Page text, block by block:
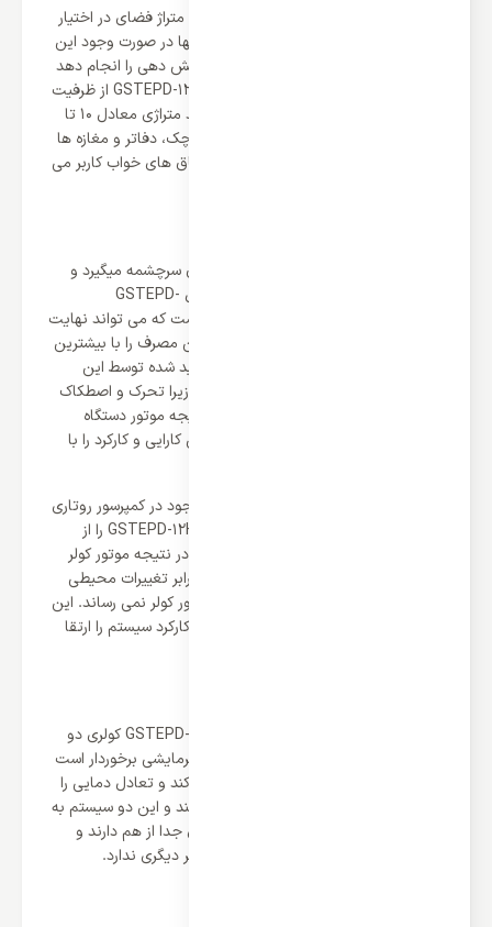
هماهنگی میان ظرفیت دمایی کولر گازی و متراژ فضای در اختیار
کاربر از اهمیت بالایی برخوردار است زیرا تنها در صورت وجود این
تناسب است که کولر می تواند نهایت پوشش دهی را انجام دهد
و کولر گازی 12000 گیبسون مدل GSTEPD-12HRN1MX از ظرفیت
12000 بی تی یو برخوردار است که می تواند متراژی معادل 10 تا
30 متر را پوشش دهد و برای اتاق های کوچک، دفاتر و مغازه ها
مناسب است و گزینه خوبی برای تکمیل اتاق های خواب کاربر می
تمام توان و قدرت کولر گازی از کمپرسور آن سرچشمه میگیرد و
گیبسون برای کولر گازی 12000 گیبسون مدل GSTEPD-
12HRN1MX از کمپرسور روتاری بهره برده است که می تواند نهایت
بازدهی و راندمان را ایجاد کند زیرا کم ترین مصرف را با بیشترین
عملکرد و پرتاب باد دارد؛ نویز و صدای تولید شده توسط این
موتور کارآمد در حد بسیار پایینی قرار دارد زیرا تحرک و اصطکاک
قطعات مکانیکی کاهش پیدا کرده و در نتیجه موتور دستگاه
بدون هر گونه فشار مازاد می تواند بهترین کارایی و کارکرد را با
گیبسون ریزترین تا بزرگ ترین قطعات موجود در کمپرسور روتاری
در کولر گازی 12000 گیبسون مدل GSTEPD-12HRN1MX را از
متریال و آلیاژهای ضد زنگ ساخته است و در نتیجه موتور کولر
می تواند بیشترین دوام و استحکام را در برابر تغییرات محیطی
داشته باشد و رطوبت و گرما آسیبی به موتور کولر نمی رساند. این
کمپرسور با راندمان و کارایی بالا می تواند کارکرد سیستم را ارتقا
کولر گازی 12000 گیبسون مدل GSTEPD-12HRN1MX کولری دو
منظوره است و از دو سیستم سرمایشی و گرمایشی برخوردار است
که می تواند پرتاب باد گرم و سرد را ایجاد کند و تعادل دمایی را
در همه روزهای سال و چهار فصل ایجاد کند و این دو سیستم به
دلیل ساخت و اتصالات جدا از هم کارکردی جدا از هم دارند و
عملکرد و قدرت پرتاب باد در یکی تاثیری بر دیگری ندارد.